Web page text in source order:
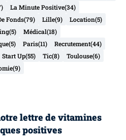
La Minute Positive(34)
Fonds(79) Lille(9) Location(5)
(5) Médical(18)
(5) Paris(11) Recrutement(44)
Start Up(55) Tic(8) Toulouse(6)
(9)
lettre de vitamines
positives